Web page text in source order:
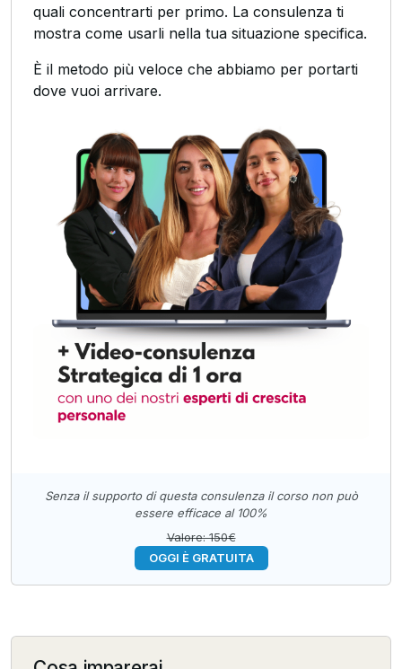
quali concentrarti per primo. La consulenza ti
mostra come usarli nella tua situazione specifica.
È il metodo più veloce che abbiamo per portarti
dove vuoi arrivare.
Senza il supporto di questa consulenza il corso non può
essere efficace al 100%
Valore: 150€
OGGI È GRATUITA